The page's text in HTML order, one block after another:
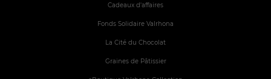
Cadeaux d'affaires
Fonds Solidaire Valrhona
La Cité du Chocolat
Graines de Pâtissier